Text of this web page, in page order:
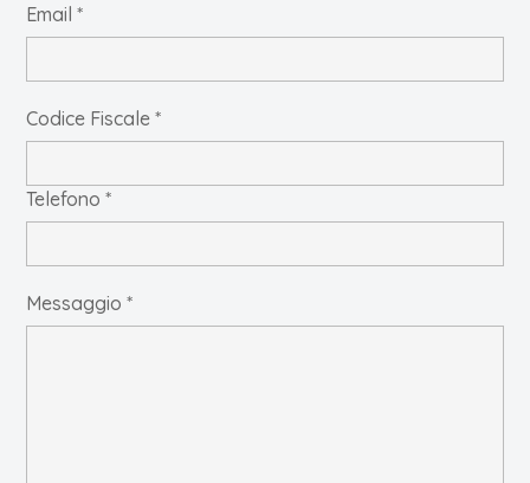
Email *
Codice Fiscale *
Telefono *
Messaggio *